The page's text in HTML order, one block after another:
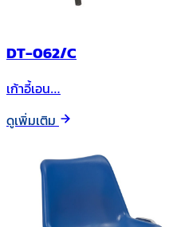
DT-062/C
เก้าอี้เอน…
ดูเพิ่มเติม